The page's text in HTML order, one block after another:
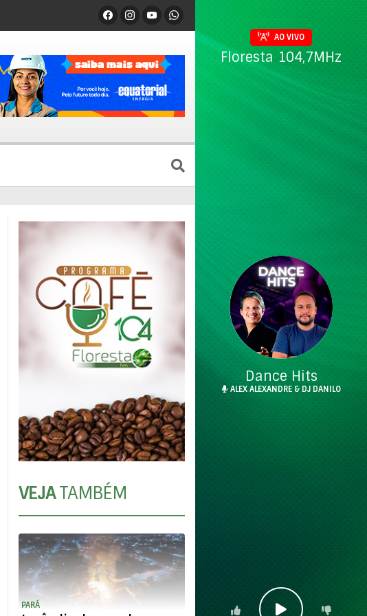
VEJATAMBÉM
PARÁ
AO VIVO
Floresta 104,7MHz
Dance Hits
ALEX ALEXANDRE & DJ DANILO